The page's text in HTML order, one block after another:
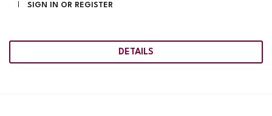
SIGN IN OR REGISTER
DETAILS